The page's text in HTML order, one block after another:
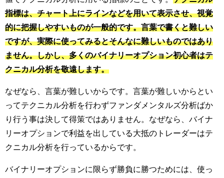
指標は、チャート上にラインなどを用いて表示させ、視覚
的に把握しやすいものが一般的です。言葉で書くと難しい
ですが、実際に使ってみるとそんなに難しいものではあり
ません。しかし、多くのバイナリーオプション初心者はテ
クニカル分析を敬遠します。
なぜなら、言葉が難しいからです。言葉が難しいからとい
ってテクニカル分析を行わずファンダメンタルズ分析ばか
り行う事は決して得策ではありません。 なぜなら、バイナ
リーオプションで利益を出している大抵のトレーダーはテ
クニカル分析を行っているからです。
バイナリーオプションに限らず勝負に勝つためには、使っ